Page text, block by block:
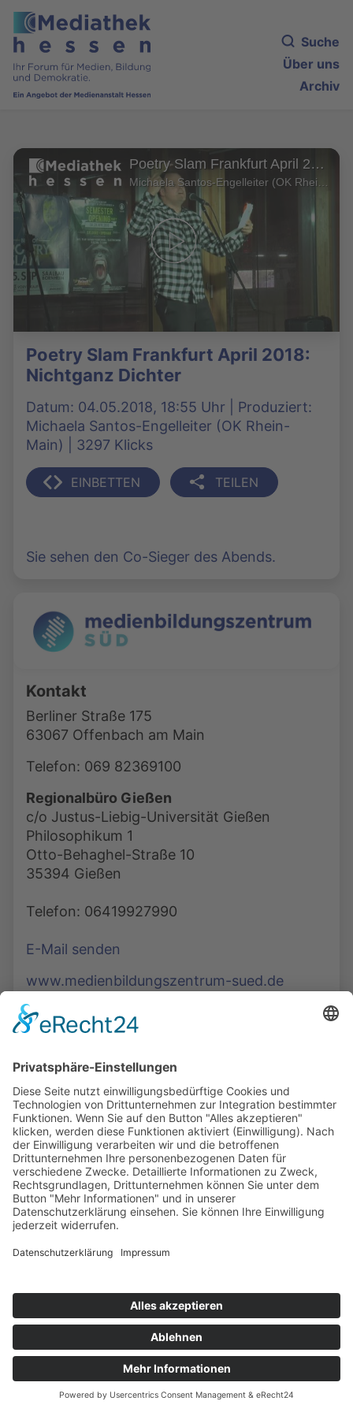
Suche
Über uns
Archiv
Poetry Slam Frankfurt April 2018: Nichtganz Dichter
Poetry Slam Frankfurt April 2018:
Nichtganz Dichter
Datum: 04.05.2018, 18:55 Uhr | Produziert:
Michaela Santos-Engelleiter (OK Rhein-
Main) | 3297 Klicks
EINBETTEN TEILEN
Sie sehen den Co-Sieger des Abends.
Kontakt
Berliner Straße 175
63067 Offenbach am Main
Telefon: 069 82369100
Regionalbüro Gießen
c/o Justus-Liebig-Universität Gießen
Philosophikum 1
Otto-Behaghel-Straße 10
35394 Gießen
Telefon: 06419927990
E-Mail senden
www.medienbildungszentrum-sued.de
Podcasts, Themen und Informationen.
Entdecken Sie unser Forum für Medien, Bildung
und Demokratie - jederzeit und überall
verfügbar.
Mehr erfahren
COOKIE-EINSTELLUNGEN